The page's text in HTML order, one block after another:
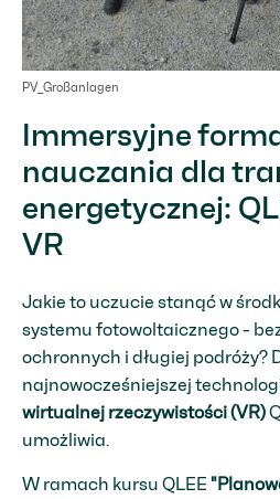
PV_Großanlagen
Immersyjne
nauczania dla
energetycznej:
VR
Jakie to uczucie stanąć w
systemu fotowoltaicznego -
ochronnych i długiej podróży?
najnowocześniejszej
wirtualnej rzeczywistości (VR)
umożliwia.
W ramach kursu QLEE